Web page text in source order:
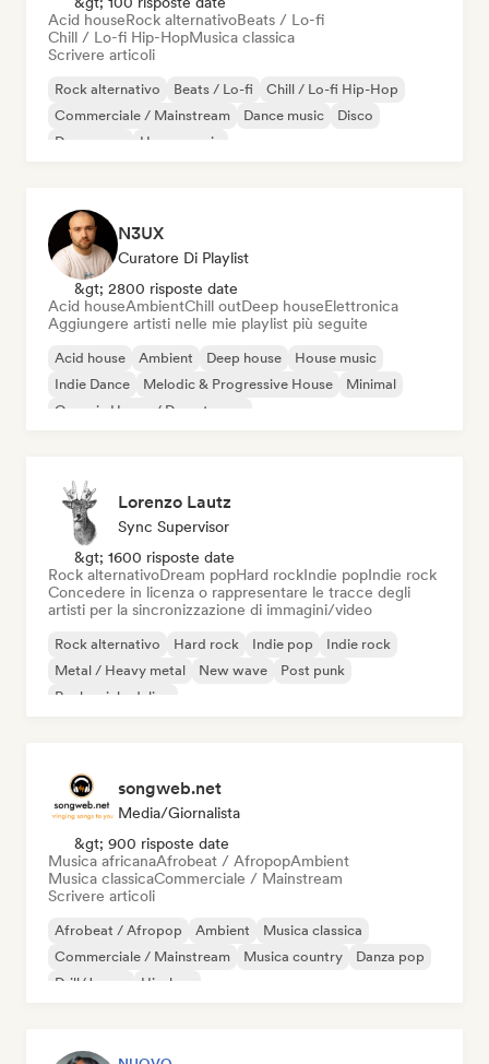
Acid houseRock alternativoBeats / Lo-fi
Chill / Lo-fi Hip-HopMusica classica
Scrivere articoli
Rock alternativo Beats / Lo-fi
Chill / Lo-fi Hip-Hop
Commerciale / Mainstream
Dance music
Disco
Dream pop
House music
N3UX
Curatore Di Playlist
&gt; 2800 risposte date
Acid houseAmbientChill outDeep houseElettronica
Aggiungere artisti nelle mie playlist più seguite
Acid house Ambient Deep house
House music
Indie Dance
Melodic & Progressive House
Minimal
Organic House / Downtempo
Lorenzo Lautz
Sync Supervisor
&gt; 1600 risposte date
Rock alternativoDream popHard rockIndie popIndie rock
Concedere in licenza o rappresentare le tracce degli
artisti per la sincronizzazione di immagini/video
Rock alternativo Hard rock Indie pop
Indie rock
Metal / Heavy metal
New wave
Post punk
Rock psichedelico
songweb.net
Media/Giornalista
&gt; 900 risposte date
Musica africanaAfrobeat / AfropopAmbient
Musica classicaCommerciale / Mainstream
Scrivere articoli
Afrobeat / Afropop Ambient
Musica classica
Commerciale / Mainstream
Musica country
Danza pop
Drill/Jersey
Hip-hop